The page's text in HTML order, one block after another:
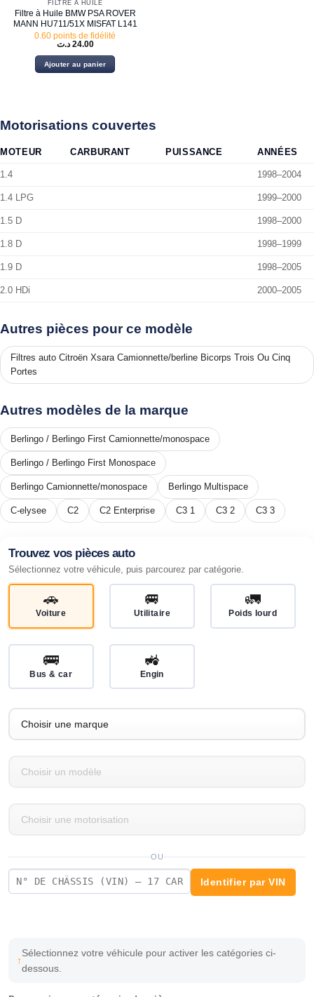
FILTRE À HUILE
Filtre à Huile BMW PSA ROVER
MANN HU711/51X MISFAT L141
0.60 points de fidélité
24.00 د.ت
Ajouter au panier
Motorisations couvertes
MOTEUR CARBURANT PUISSANCE ANNÉES
1.4 1998–2004
1.4 LPG 1999–2000
1.5 D 1998–2000
1.8 D 1998–1999
1.9 D 1998–2005
2.0 HDi 2000–2005
Autres pièces pour ce modèle
Filtres auto Citroën Xsara Camionnette/berline Bicorps Trois Ou Cinq
Portes
Autres modèles de la marque
Berlingo / Berlingo First Camionnette/monospace
Berlingo / Berlingo First Monospace
Berlingo Camionnette/monospace Berlingo Multispace
C-elysee C2 C2 Enterprise C3 1 C3 2 C3 3
Trouvez vos pièces auto
Sélectionnez votre véhicule, puis parcourez par catégorie.
🚗
Voiture
🚐
Utilitaire
🚛
Poids lourd
🚌
Bus & car
🚜
Engin
OU
Identifier par VIN
Sélectionnez votre véhicule pour activer les catégories ci-
dessous.